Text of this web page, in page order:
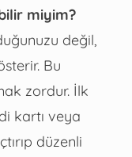
miyim?
değil,
Bu
zordur. İlk
kartı veya
düzenli